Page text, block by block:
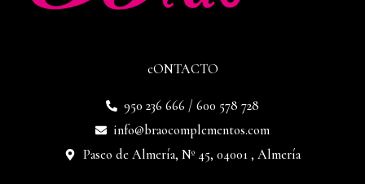
cONTACTO
950 236 666 / 600 578 728
info@braocomplementos.com
Paseo de Almería, Nº 45, 04001 , Almería